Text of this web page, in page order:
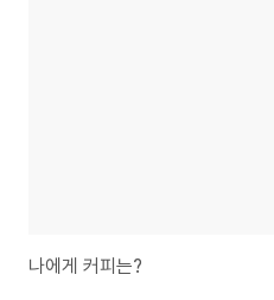
나에게 커피는?